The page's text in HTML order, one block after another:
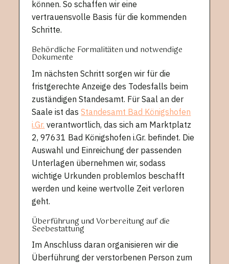
können. So schaffen wir eine
vertrauensvolle Basis für die kommenden
Schritte.
Behördliche Formalitäten und notwendige
Dokumente
Im nächsten Schritt sorgen wir für die
fristgerechte Anzeige des Todesfalls beim
zuständigen Standesamt. Für Saal an der
Saale ist dasStandesamt Bad Königshofen
i.Gr. verantwortlich, das sich am Marktplatz
2, 97631 Bad Königshofen i.Gr. befindet. Die
Auswahl und Einreichung der passenden
Unterlagen übernehmen wir, sodass
wichtige Urkunden problemlos beschafft
werden und keine wertvolle Zeit verloren
geht.
Überführung und Vorbereitung auf die
Seebestattung
Im Anschluss daran organisieren wir die
Überführung der verstorbenen Person zum